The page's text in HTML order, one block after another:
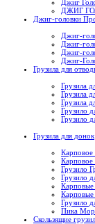
Джиг
ДЖИГ
Джиг-головки
Джиг-
Джиг-
Джиг-
Джиг-
Грузила для
Грузила
Грузила
Грузила
Грузило
Грузило
Грузила для донок
Карповое
Карповое
Грузило
Грузило
Карповые
Грузило
Пика
Скользящие